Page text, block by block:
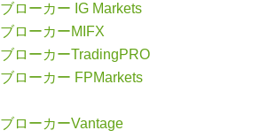
ブローカー IG Markets
ブローカーMIFX
ブローカーTradingPRO
ブローカー FPMarkets
ブローカーVantage